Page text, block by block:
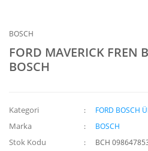
BOSCH
FORD MAVERICK FREN
BOSCH
Kategori FORD BOSCH
Marka BOSCH
Stok Kodu BCH